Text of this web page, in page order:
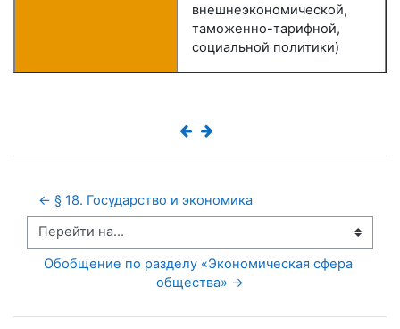
внешнеэкономической,
таможенно-тарифной,
социальной политики)
← § 18. Государство и экономика
Перейти на...
Обобщение по разделу «Экономическая сфера
общества» →